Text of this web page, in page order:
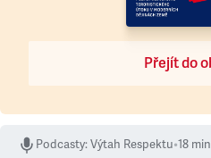
Přejít do
Podcasty:Výtah Respektu•18